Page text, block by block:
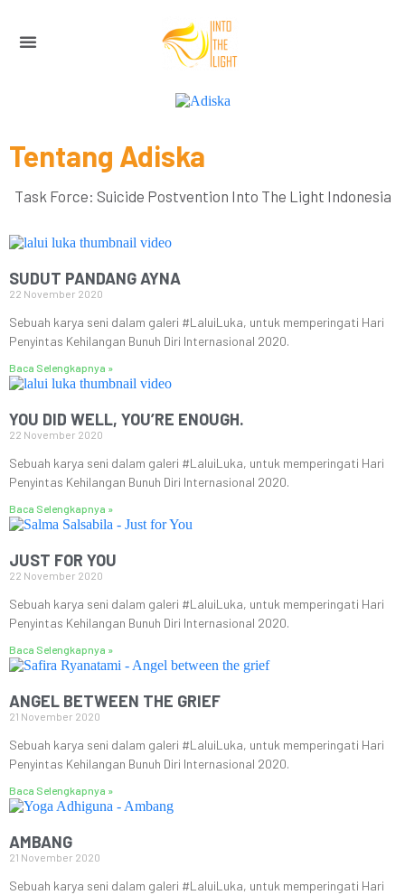
Tentang Adiska
Task Force: Suicide Postvention Into The Light Indonesia
SUDUT PANDANG AYNA
22 November 2020
Sebuah karya seni dalam galeri #LaluiLuka, untuk memperingati Hari
Penyintas Kehilangan Bunuh Diri Internasional 2020.
Baca Selengkapnya »
YOU DID WELL, YOU’RE ENOUGH.
22 November 2020
Sebuah karya seni dalam galeri #LaluiLuka, untuk memperingati Hari
Penyintas Kehilangan Bunuh Diri Internasional 2020.
Baca Selengkapnya »
JUST FOR YOU
22 November 2020
Sebuah karya seni dalam galeri #LaluiLuka, untuk memperingati Hari
Penyintas Kehilangan Bunuh Diri Internasional 2020.
Baca Selengkapnya »
ANGEL BETWEEN THE GRIEF
21 November 2020
Sebuah karya seni dalam galeri #LaluiLuka, untuk memperingati Hari
Penyintas Kehilangan Bunuh Diri Internasional 2020.
Baca Selengkapnya »
AMBANG
21 November 2020
Sebuah karya seni dalam galeri #LaluiLuka, untuk memperingati Hari